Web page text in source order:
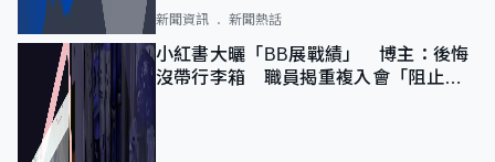
新聞資訊 新聞熱話
小紅書大曬「BB展戰績」 博主：後悔
沒帶行李箱 職員揭重複入會「阻止唔